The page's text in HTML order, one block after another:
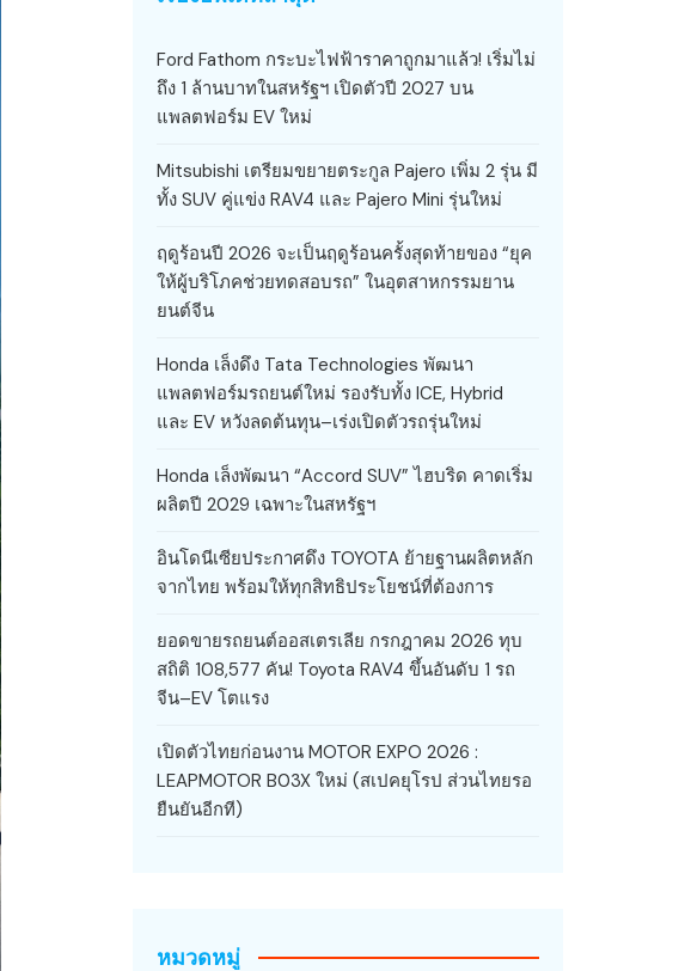
Ford Fathom กระบะไฟฟ้าราคาถูกมาแล้ว! เริ่มไม่
ถึง 1 ล้านบาทในสหรัฐฯ เปิดตัวปี 2027 บน
แพลตฟอร์ม EV ใหม่
Mitsubishi เตรียมขยายตระกูล Pajero เพิ่ม 2 รุ่น มี
ทั้ง SUV คู่แข่ง RAV4 และ Pajero Mini รุ่นใหม่
ฤดูร้อนปี 2026 จะเป็นฤดูร้อนครั้งสุดท้ายของ “ยุค
ให้ผู้บริโภคช่วยทดสอบรถ” ในอุตสาหกรรมยาน
ยนต์จีน
Honda เล็งดึง Tata Technologies พัฒนา
แพลตฟอร์มรถยนต์ใหม่ รองรับทั้ง ICE, Hybrid
และ EV หวังลดต้นทุน–เร่งเปิดตัวรถรุ่นใหม่
Honda เล็งพัฒนา “Accord SUV” ไฮบริด คาดเริ่ม
ผลิตปี 2029 เฉพาะในสหรัฐฯ
อินโดนีเซียประกาศดึง TOYOTA ย้ายฐานผลิตหลัก
จากไทย พร้อมให้ทุกสิทธิประโยชน์ที่ต้องการ
ยอดขายรถยนต์ออสเตรเลีย กรกฎาคม 2026 ทุบ
สถิติ 108,577 คัน! Toyota RAV4 ขึ้นอันดับ 1 รถ
จีน–EV โตแรง
เปิดตัวไทยก่อนงาน MOTOR EXPO 2026 :
LEAPMOTOR B03X ใหม่ (สเปคยุโรป ส่วนไทยรอ
ยืนยันอีกที)
หมวดหมู่